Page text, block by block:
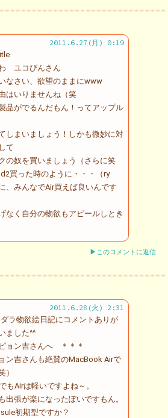
2011.6.27(月) 0:19
ユコびんさん
なさい、欲望のままにwww
はいりませんね（笑
品がでるんだもん！ってアップル
しまいましょう！しかも微妙に対
て
の奴を買いましょう（さらに笑
買った時のように・・・（ry
、みんなでAir買えば良いんです
なく自分の物欲もアピールしとき
▶このコメントに返信
2011.6.28(火) 2:31
ラ物欲絵日記にコメントありが
ました^^
ョン吉さんへ ＊＊＊
ン吉さんも絶賛のMacBook Airで
）
もAirは軽いですよね～。
出張が楽になったぽいですもん。
初期型ですか？